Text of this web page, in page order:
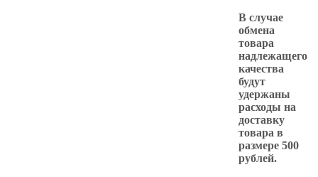
В случае
обмена
товара
надлежащего
качества
будут
удержаны
расходы на
доставку
товара в
размере 500
рублей.